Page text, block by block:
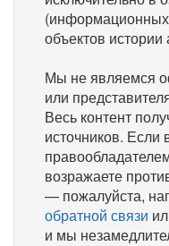
объектов
Мы не являемся
или
Весь контент
источников. Если
возражаете
— пожалуйста,
обратной связи
и мы